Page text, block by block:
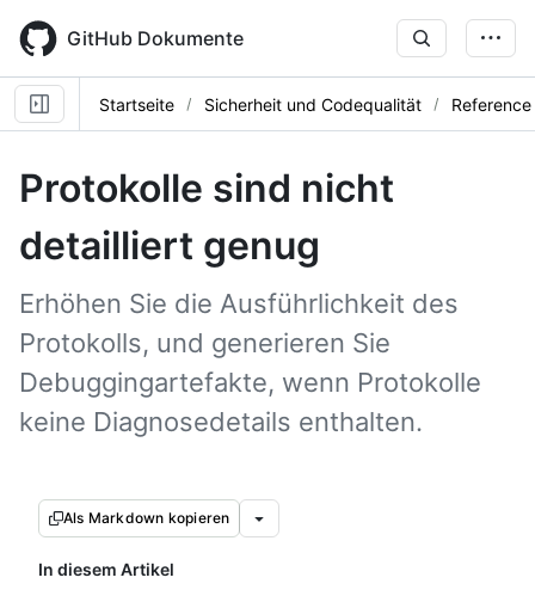
main
content
GitHub Dokumente
Startseite Sicherheit und Codequalität Reference
Protokolle sind nicht
detailliert genug
Erhöhen Sie die Ausführlichkeit des
Protokolls, und generieren Sie
Debuggingartefakte, wenn Protokolle
keine Diagnosedetails enthalten.
Als Markdown kopieren
In diesem Artikel